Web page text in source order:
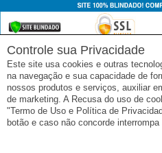
Controle sua Privacidade
Este site usa cookies e outras
na navegação e sua capacidade de
nossos produtos e serviços, auxiliar
de marketing. A Recusa do uso de
"Termo de Uso e Política de
botão e caso não concorde